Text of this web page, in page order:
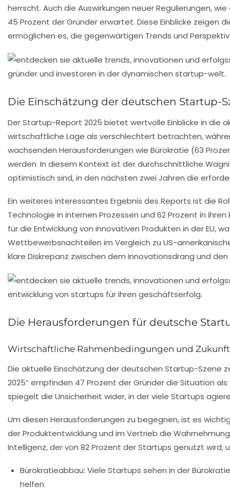
herrscht. Auch die Auswirkungen neuer Regulierungen,
45 Prozent der Gründer erwartet. Diese Einblicke
ermöglichen es, die gegenwärtigen Trends und
Die Einschätzung der deutschen Startup-
DerStartup-Report 2025 bietet wertvolle Einblicke in die
wirtschaftliche Lage als verschlechtert betrachten,
wachsenden Herausforderungen wie Bürokratie (63
werden. In diesem Kontext ist der durchschnittliche
optimistisch sind, in den nächsten zwei Jahren die
Ein weiteres interessantes Ergebnis des Reports ist die
Technologie in internen Prozessen und 62 Prozent in
für die Entwicklung von innovativen Produkten in der EU,
Wettbewerbsnachteilen im Vergleich zu US-
klare Diskrepanz zwischen dem Innovationsdrang und
Die Herausforderungen für deutsche
Wirtschaftliche Rahmenbedingungen und
Die aktuelle Einschätzung derdeutschen Startup-Szene
2025“ empfinden 47 Prozent der Gründerdie Situation als
spiegelt die Unsicherheit wider, in der viele Startups
Um diesen Herausforderungen zu begegnen, ist es
derProduktentwicklung und im Vertrieb die
Intelligenz, der von 82 Prozent der Startups genutzt wird,
Bürokratieabbau: Viele Startups sehen in derBürokratie
helfen.